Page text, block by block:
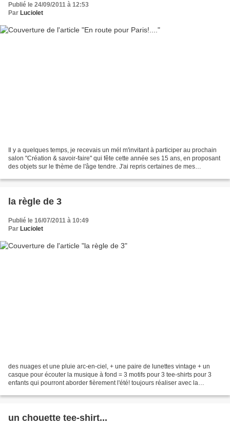
Publié le 24/09/2011 à 12:53
Par Luciolet
Il y a quelques temps, je recevais un mél m'invitant à participer au prochain
salon "Création & savoir-faire" qui fête cette année ses 15 ans, en proposant
des objets sur le thème de l'âge tendre. J'ai repris certaines de mes
la règle de 3
Publié le 16/07/2011 à 10:49
Par Luciolet
des nuages et une pluie arc-en-ciel, + une paire de lunettes vintage + un
casque pour écouter la musique à fond = 3 motifs pour 3 tee-shirts pour 3
enfants qui pourront aborder fièrement l'été! toujours réaliser avec la
un chouette tee-shirt...